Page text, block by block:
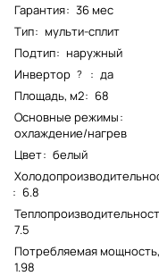
Гарантия: 36 мес
Тип: мульти-сплит
Подтип: наружный
Инвертор ? : да
Площадь, м2: 68
Основные режимы:
охлаждение/нагрев
Цвет: белый
: 6.8
7.5
Потребляемая
1.98